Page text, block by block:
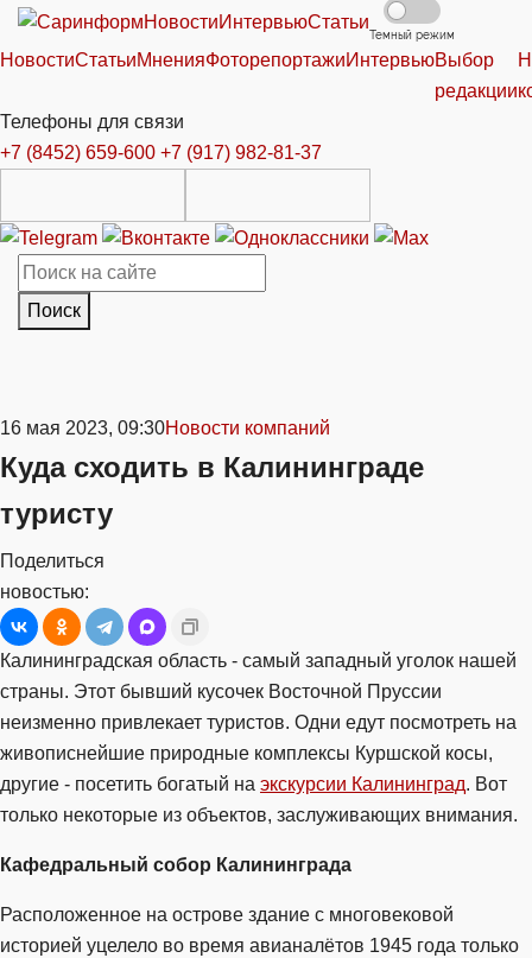
НовостиИнтервьюСтатьи
Темный режим
НовостиСтатьиМненияФоторепортажиИнтервьюВыбор
редакции
Телефоны для связи
+7 (8452) 659-600 +7 (917) 982-81-37
Поиск
16 мая 2023, 09:30Новости компаний
Куда сходить в Калининграде
туристу
Поделиться
новостью:
Калининградская область - самый западный уголок нашей
страны. Этот бывший кусочек Восточной Пруссии
неизменно привлекает туристов. Одни едут посмотреть на
живописнейшие природные комплексы Куршской косы,
другие - посетить богатый на экскурсии Калининград. Вот
только некоторые из объектов, заслуживающих внимания.
Кафедральный собор Калининграда
Расположенное на острове здание с многовековой
историей уцелело во время авианалётов 1945 года только